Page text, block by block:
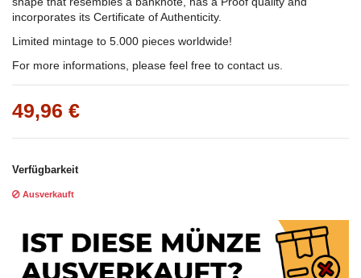
incorporates its Certificate of Authenticity.
Limited mintage to 5.000 pieces worldwide!
For more informations, please feel free to contact us.
49,96 €
Verfügbarkeit
Ausverkauft